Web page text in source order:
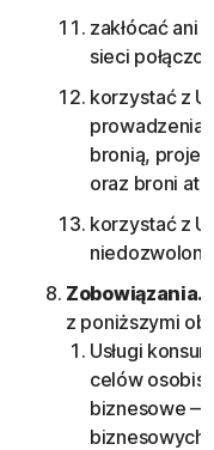
zakłócać ani
sieci
korzystać z
prowadzenia
bronią,
oraz broni
korzystać z
niedozwolony
Zobowiązania.
z poniższymi
Usługi
celów
biznesowe —
biznesowych;